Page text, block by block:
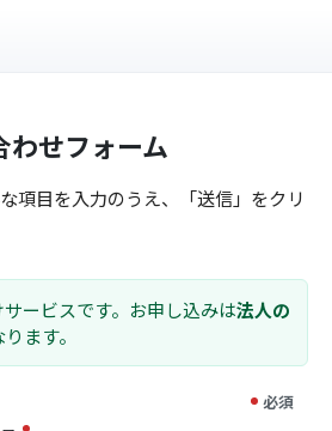
わせフォーム
項目を入力のうえ、「送信」をクリ
サービスです。お申し込みは法人の
ます。